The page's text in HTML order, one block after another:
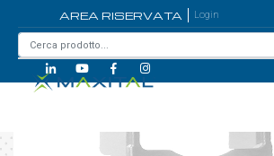
AREA RISERVATA Login